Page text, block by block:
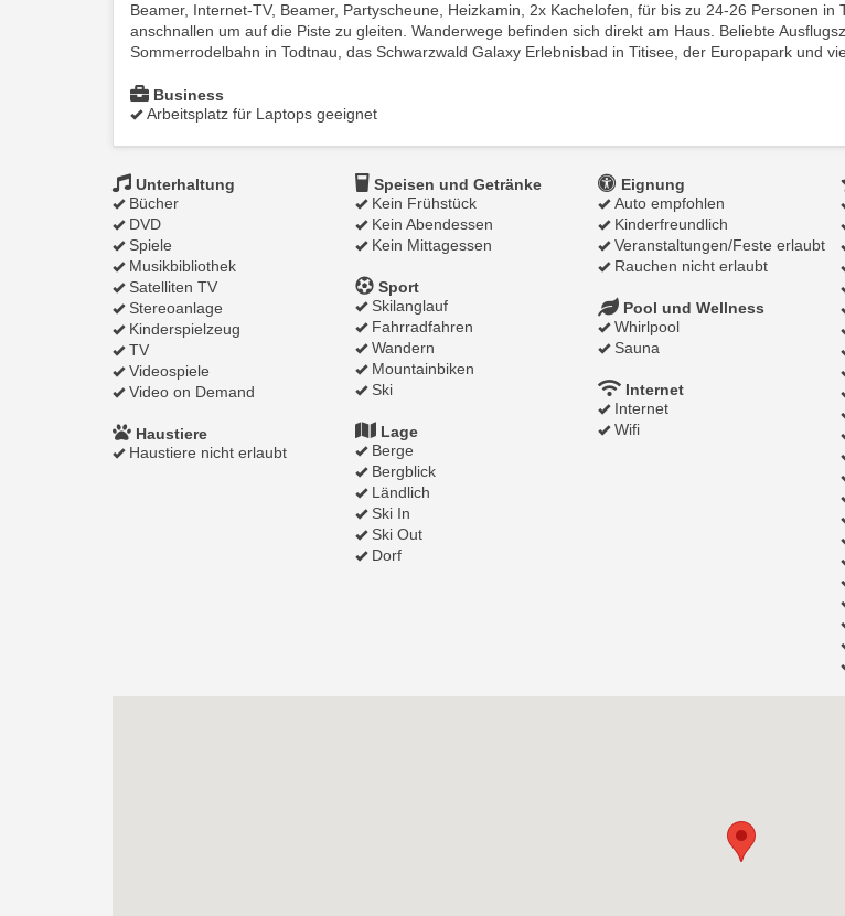
Beamer, Internet-TV, Beamer, Partyscheune, Heizkamin, 2x Kachelofen, für bis zu 24-26 Personen
anschnallen um auf die Piste zu gleiten. Wanderwege befinden sich direkt am Haus. Beliebte
Sommerrodelbahn in Todtnau, das Schwarzwald Galaxy Erlebnisbad in Titisee, der Europapark und
Business
Arbeitsplatz für Laptops geeignet
Unterhaltung
Bücher
DVD
Spiele
Musikbibliothek
Satelliten TV
Stereoanlage
Kinderspielzeug
TV
Videospiele
Video on Demand
Speisen und Getränke
Kein Frühstück
Kein Abendessen
Kein Mittagessen
Eignung
Auto empfohlen
Kinderfreundlich
Veranstaltungen/Feste erlaubt
Rauchen nicht erlaubt
Sport
Skilanglauf
Fahrradfahren
Wandern
Mountainbiken
Ski
Pool und Wellness
Whirlpool
Sauna
Internet
Internet
Wifi
Lage
Berge
Bergblick
Ländlich
Ski In
Ski Out
Dorf
Haustiere
Haustiere nicht erlaubt